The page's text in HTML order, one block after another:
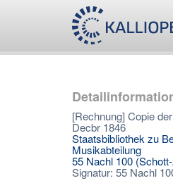
[Rechnung] Copie
Decbr 1846
Staatsbibliothek zu
Musikabteilung
55 Nachl 100
Signatur: 55 Nachl